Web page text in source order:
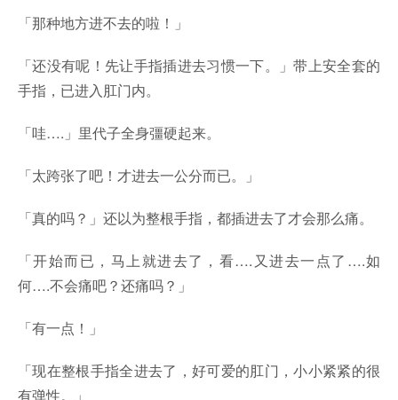
「那种地方进不去的啦！」
「还没有呢！先让手指插进去习惯一下。」带上安全套的
手指，已进入肛门内。
「哇….」里代子全身彊硬起来。
「太跨张了吧！才进去一公分而已。」
「真的吗？」还以为整根手指，都插进去了才会那么痛。
「开始而已，马上就进去了，看….又进去一点了….如
何….不会痛吧？还痛吗？」
「有一点！」
「现在整根手指全进去了，好可爱的肛门，小小紧紧的很
有弹性。」